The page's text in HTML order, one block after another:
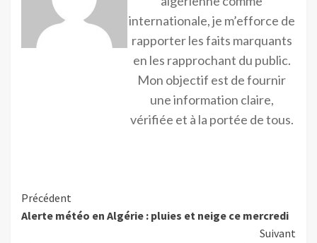
internationale, je m’efforce de
rapporter les faits marquants
en les rapprochant du public.
Mon objectif est de fournir
une information claire,
vérifiée et à la portée de tous.
Précédent
Alerte météo en Algérie : pluies et neige ce mercredi
Suivant